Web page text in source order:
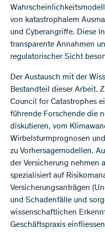
von katastrophalem
und Cyberangriffe. Diese
transparente Annahmen
regulatorischer Sicht
Der Austausch mit der
Bestandteil dieser Arbeit.
Council for Catastrophes
führende Forschende die
diskutieren, vom
Wirbelsturmprognosen
zu Vorhersagemodellen.
der Versicherung nehmen
spezialisiert auf
Versicherungsanträgen
und Schadenfälle und
wissenschaftlichen
Geschäftspraxis